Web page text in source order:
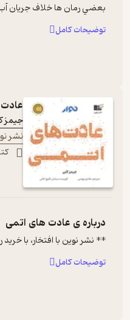
بعضي رمان ها خلاف جريان آب
توضیحات کامل
جیمز
نشر
درباره ی عادت های اتمی
** نشر نوین با افتخار، با
توضیحات کامل